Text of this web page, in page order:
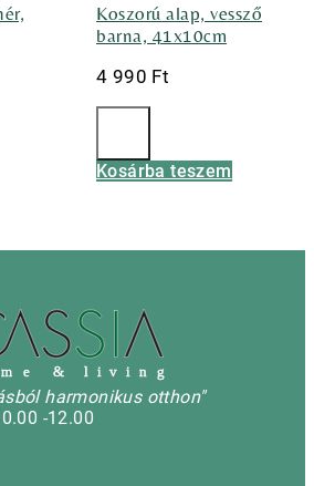
Koszorú alap, vessző
barna, 41x10cm
4 990 Ft
Kosárba teszem
o m e & l i v i n g
harmonikus otthon"
-12.00